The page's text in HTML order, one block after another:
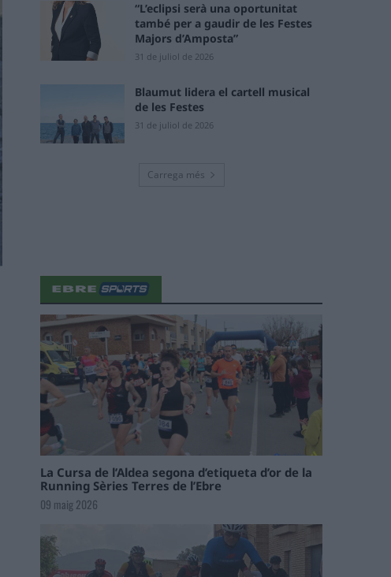
“L’eclipsi serà una oportunitat
també per a gaudir de les Festes
Majors d’Amposta”
31 de juliol de 2026
Blaumut lidera el cartell musical
de les Festes
31 de juliol de 2026
Carrega més
La Cursa de l’Aldea segona d’etiqueta d’or de la
Running Sèries Terres de l’Ebre
09 maig 2026